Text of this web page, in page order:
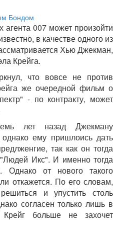
007 может произойти
в качестве одного из
Хью Джекман,
Крейга.
что вовсе не против
же очередной фильм о
- по контракту, может
лет назад Джекману
ему пришлоись дать
так как он тогда
Икс". И именно тогда
от нового такого
откажется. По его словам,
и упустить столь
согласен только лишь в
больше не захочет